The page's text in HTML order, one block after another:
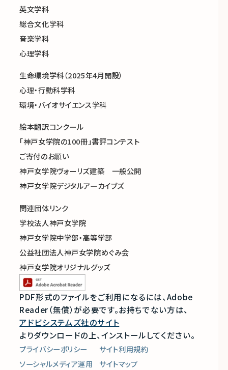
英文学科
総合文化学科
音楽学科
心理学科
生命環境学科（2025年4月開設）
心理・行動科学科
環境・バイオサイエンス学科
絵本翻訳コンクール
「神戸女学院の100冊」書評コンテスト
ご寄付のお願い
神戸女学院ヴォーリズ建築 一般公開
神戸女学院デジタルアーカイブズ
関連団体リンク
学校法人神戸女学院
神戸女学院中学部・高等学部
公益社団法人神戸女学院めぐみ会
神戸女学院オリジナルグッズ
PDF形式のファイルをご利用になるには、Adobe
Reader（無償）が必要です。お持ちでない方は、
アドビシステムズ社のサイト
よりダウンロードの上、インストールしてください。
プライバシーポリシー
サイト利用規約
ソーシャルメディア運用
サイトマップ